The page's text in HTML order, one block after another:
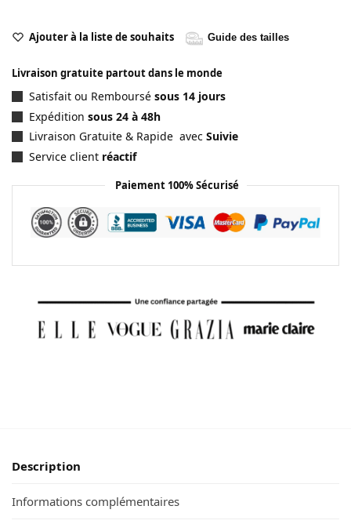
Ajouter à la liste de souhaits Guide des tailles
Livraison gratuite partout dans le monde
Satisfait ou Remboursé sous 14 jours
Expédition sous 24 à 48h
Livraison Gratuite & Rapide avec Suivie
Service client réactif
Paiement 100% Sécurisé
Description
Informations complémentaires